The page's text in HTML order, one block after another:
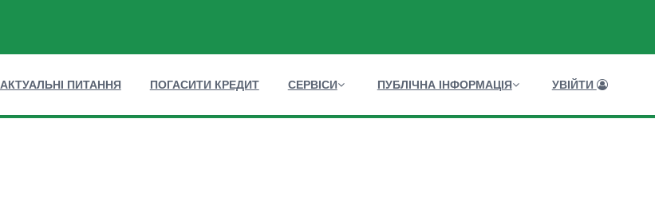
АКТУАЛЬНІ ПИТАННЯ ПОГАСИТИ КРЕДИТ СЕРВІСИ ПУБЛІЧНА ІНФОРМАЦІЯ УВІЙТИ